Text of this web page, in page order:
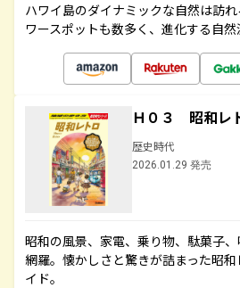
ハワイ島のダイナミックな自然は訪
ワースポットも数多く、進化する自然
Ｈ０３ 昭和レ
歴史時代
2026.01.29 発売
昭和の風景、家電、乗り物、駄菓子
網羅。懐かしさと驚きが詰まった昭
イド。